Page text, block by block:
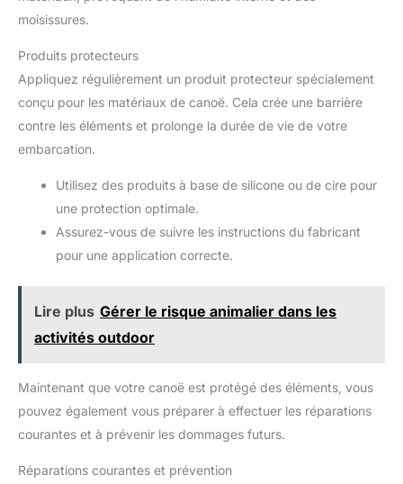
moisissures.
Produits protecteurs
Appliquez régulièrement un produit protecteur spécialement
conçu pour les matériaux de canoë. Cela crée une barrière
contre les éléments et prolonge la durée de vie de votre
embarcation.
Utilisez des produits à base de silicone ou de cire pour
une protection optimale.
Assurez-vous de suivre les instructions du fabricant
pour une application correcte.
Lire plus Gérer le risque animalier dans les
activités outdoor
Maintenant que votre canoë est protégé des éléments, vous
pouvez également vous préparer à effectuer les réparations
courantes et à prévenir les dommages futurs.
Réparations courantes et prévention